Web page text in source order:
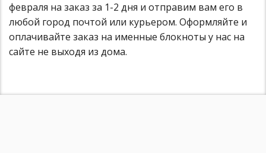
февраля на заказ за 1-2 дня и отправим вам его в
любой город почтой или курьером. Оформляйте и
оплачивайте заказ на именные блокноты у нас на
сайте не выходя из дома.